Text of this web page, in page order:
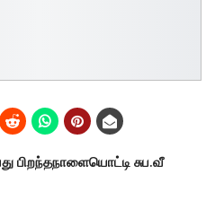
பிறந்தநாளையொட்டி சுப.வீ